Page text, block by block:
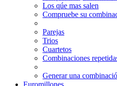
Los qúe mas salen
Compruebe su
Parejas
Trios
Cuartetos
Combinaciones
Generar una
Euromillones